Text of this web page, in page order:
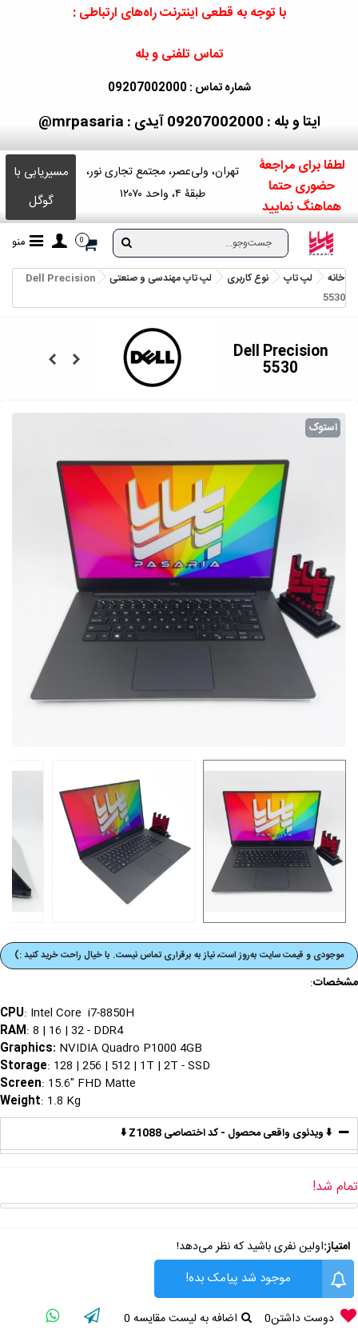
با توجه به قطعی اینترنت راه‌های ارتباطی :
تماس تلفنی و بله
شماره تماس : 09207002000
ایتا و بله : 09207002000 آیدی : mrpasaria@
لطفا برای مراجعۀ
حضوری حتما
هماهنگ نمایید
تهران، ولی‌عصر، مجتمع تجاری نور،
طبقۀ ۴، واحد ۱۲۰۷۰
مسیریابی با
گوگل
0 منو
خانه لپ تاپ نوع کاربری لپ تاپ مهندسی و صنعتی
Dell Precision
5530
Dell Precision
5530
استوک
موجودی و قیمت‌ سایت به‌روز است، نیاز به برقراری تماس نیست. با خیال راحت خرید کنید :)
مشخصات:
CPU: Intel Core i7-8850H
RAM: 8 | 16 | 32 - DDR4
Graphics: NVIDIA Quadro P1000 4GB
Storage: 128 | 256 | 512 | 1T | 2T - SSD
Screen: 15.6" FHD Matte
Weight: 1.8 Kg
⬇️ ویدئوی واقعی محصول - کد اختصاصی Z1088 ⬇️
تمام شد!
امتیاز:اولین نفری باشید که نظر می‌دهد!
موجود شد پیامک بده!
دوست داشتن0 اضافه به لیست مقایسه 0